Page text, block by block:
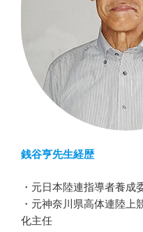
銭谷亨先生経歴
・元日本陸連指導者養成
・元神奈川県高体連陸上
化主任